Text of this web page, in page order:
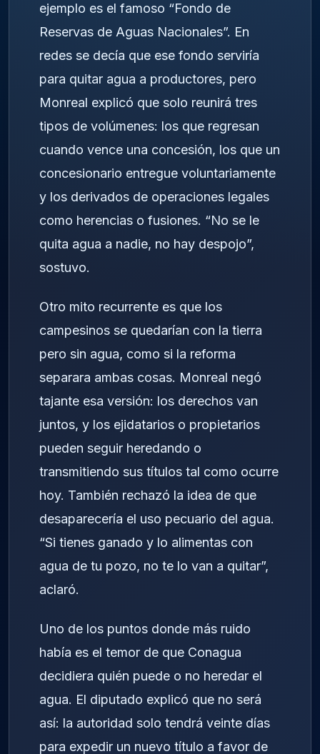
ejemplo es el famoso “Fondo de
Reservas de Aguas Nacionales”. En
redes se decía que ese fondo serviría
para quitar agua a productores, pero
Monreal explicó que solo reunirá tres
tipos de volúmenes: los que regresan
cuando vence una concesión, los que un
concesionario entregue voluntariamente
y los derivados de operaciones legales
como herencias o fusiones. “No se le
quita agua a nadie, no hay despojo”,
sostuvo.
Otro mito recurrente es que los
campesinos se quedarían con la tierra
pero sin agua, como si la reforma
separara ambas cosas. Monreal negó
tajante esa versión: los derechos van
juntos, y los ejidatarios o propietarios
pueden seguir heredando o
transmitiendo sus títulos tal como ocurre
hoy. También rechazó la idea de que
desaparecería el uso pecuario del agua.
“Si tienes ganado y lo alimentas con
agua de tu pozo, no te lo van a quitar”,
aclaró.
Uno de los puntos donde más ruido
había es el temor de que Conagua
decidiera quién puede o no heredar el
agua. El diputado explicó que no será
así: la autoridad solo tendrá veinte días
para expedir un nuevo título a favor de